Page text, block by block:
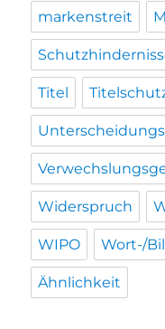
markenstreit
Titel
Widerspruch
WIPO Wort-/
Ähnlichkeit